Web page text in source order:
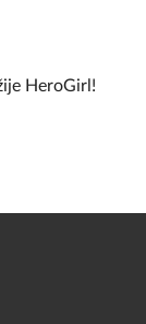
HeroGirl!